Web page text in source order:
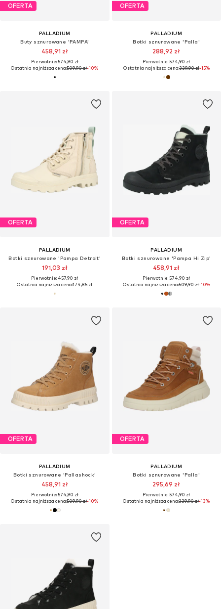
OFERTA
PALLADIUM
Buty sznurowane 'PAMPA'
458,91 zł
Pierwotnie: 574,90 zł
Ostatnia najniższa cena:509,90 zł-10%
OFERTA
PALLADIUM
Botki sznurowane 'Palla'
288,92 zł
Pierwotnie: 574,90 zł
Ostatnia najniższa cena:339,90 zł-15%
OFERTA
PALLADIUM
Botki sznurowane 'Pampa Detroit'
191,03 zł
Pierwotnie: 457,90 zł
Ostatnia najniższa cena:174,85 zł
OFERTA
PALLADIUM
Botki sznurowane 'Pampa Hi Zip'
458,91 zł
Pierwotnie: 574,90 zł
Ostatnia najniższa cena:509,90 zł-10%
OFERTA
PALLADIUM
Botki sznurowane 'Pallashock'
458,91 zł
Pierwotnie: 574,90 zł
Ostatnia najniższa cena:509,90 zł-10%
OFERTA
PALLADIUM
Botki sznurowane 'Palla'
295,69 zł
Pierwotnie: 574,90 zł
Ostatnia najniższa cena:339,90 zł-13%